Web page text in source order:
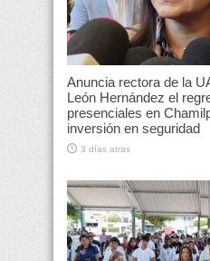
Anuncia rectora de la
León Hernández el
presenciales en
inversión en seguridad
3 días atras